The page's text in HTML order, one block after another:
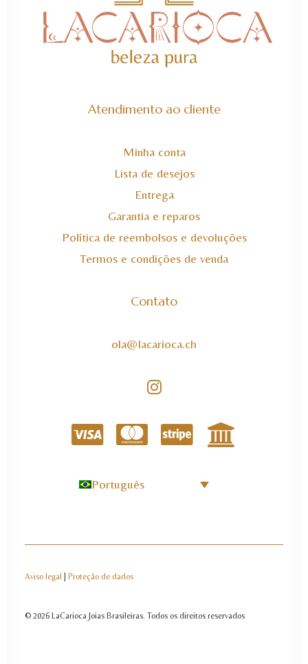
Atendimento ao cliente
Minha conta
Lista de desejos
Entrega
Garantia e reparos
Política de reembolsos e devoluções
Termos e condições de venda
Contato
ola@lacarioca.ch
Português
Aviso legal Proteção de dados
© 2026 LaCarioca Joias Brasileiras. Todos os direitos reservados